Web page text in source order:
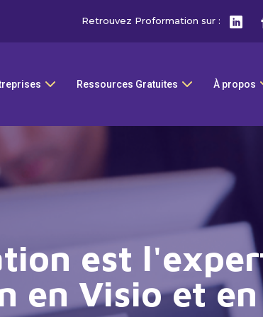
Retrouvez Proformation sur :
Ressources Gratuites À propos
est
en Visio et